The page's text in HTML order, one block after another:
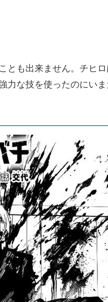
とも出来ません。チヒ
力な技を使ったのにい